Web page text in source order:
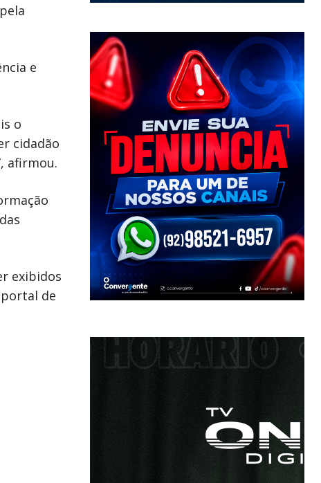
e
o
cidadão
afirmou.
exibidos
de